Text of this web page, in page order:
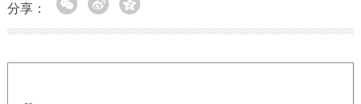
分享：